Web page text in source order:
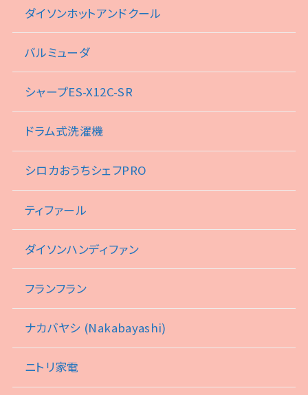
ダイソンホットアンドクール
バルミューダ
シャープES-X12C-SR
ドラム式洗濯機
シロカおうちシェフPRO
ティファール
ダイソンハンディファン
フランフラン
ナカバヤシ (Nakabayashi)
ニトリ家電